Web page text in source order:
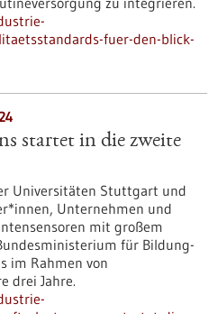
fuer-den-blick-
startet in die zweite
Universitäten Stuttgart und
Unternehmen und
mit großem
für Bildung-
im Rahmen von
drei Jahre.